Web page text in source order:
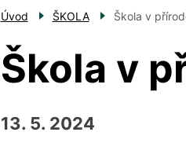
Úvod ŠKOLA Škola v
Škola v
13. 5. 2024